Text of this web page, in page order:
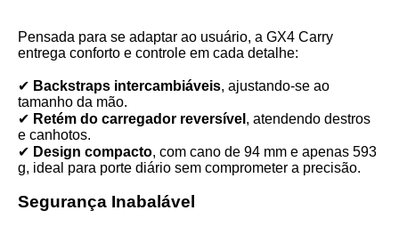
Pensada para se adaptar ao usuário, a GX4 Carry
entrega conforto e controle em cada detalhe:
✔ Backstraps intercambiáveis, ajustando-se ao
tamanho da mão.
✔ Retém do carregador reversível , atendendo destros
e canhotos.
✔ Design compacto, com cano de 94 mm e apenas 593
g, ideal para porte diário sem comprometer a precisão.
Segurança Inabalável